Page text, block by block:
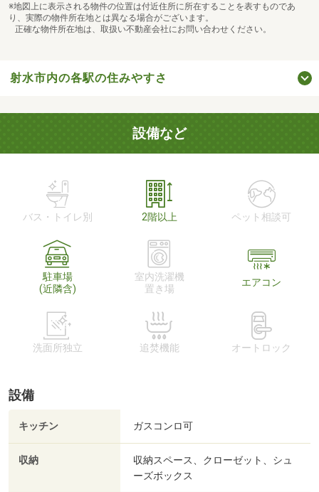
※地図上に表示される物件の位置は付近住所に所在することを表すものであ
り、実際の物件所在地とは異なる場合がございます。
正確な物件所在地は、取扱い不動産会社にお問い合わせください。
射水市内の各駅の住みやすさ
設備など
バス・トイレ別 2階以上 ペット相談可
駐車場
(近隣含)
室内洗濯機
置き場
エアコン
洗面所独立 追焚機能 オートロック
設備
キッチン ガスコンロ可
収納
収納スペース、クローゼット、シュ
ーズボックス